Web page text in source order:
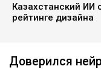
Казахстанский ИИ
рейтинге дизайна
Доверился